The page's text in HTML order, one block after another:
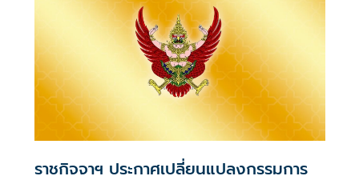
ราชกิจจาฯ ประกาศเปลี่ยนแปลงกรรมการ